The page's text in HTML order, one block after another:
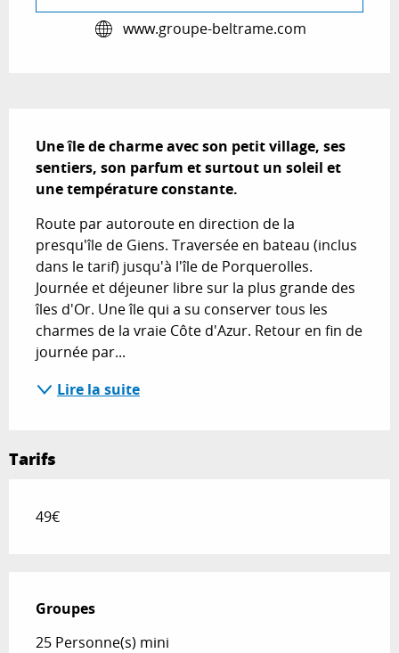
www.groupe-beltrame.com
Une île de charme avec son petit village, ses
sentiers, son parfum et surtout un soleil et
une température constante.
Route par autoroute en direction de la
presqu'île de Giens. Traversée en bateau (inclus
dans le tarif) jusqu'à l'île de Porquerolles.
Journée et déjeuner libre sur la plus grande des
îles d'Or. Une île qui a su conserver tous les
charmes de la vraie Côte d'Azur. Retour en fin de
journée par...
Lire la suite
Tarifs
49€
Groupes
Groupes
25 Personne(s) mini